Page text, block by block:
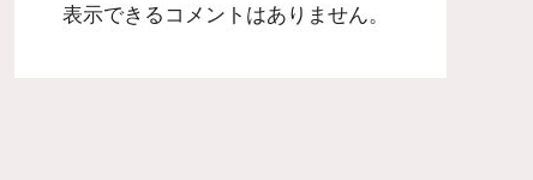
表示できるコメントはありません。